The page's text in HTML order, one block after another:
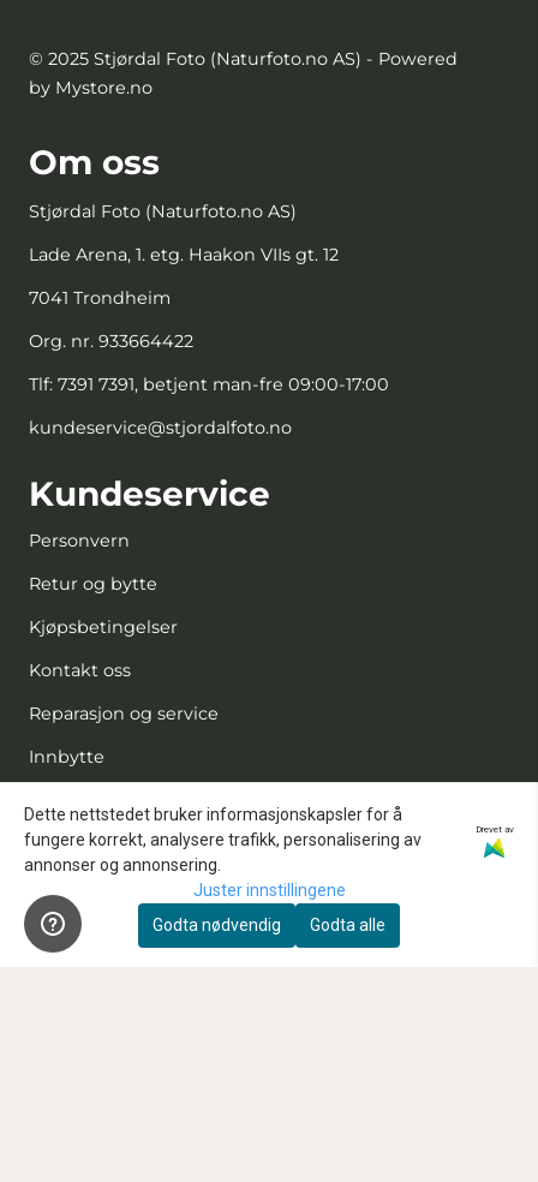
© 2025 Stjørdal Foto (Naturfoto.no AS) - Powered
by Mystore.no
Om oss
Stjørdal Foto (Naturfoto.no AS)
Lade Arena, 1. etg. Haakon VIIs gt. 12
7041 Trondheim
Org. nr. 933664422
Tlf: 7391 7391, betjent man-fre 09:00-17:00
kundeservice@stjordalfoto.no
Kundeservice
Personvern
Retur og bytte
Kjøpsbetingelser
Kontakt oss
Reparasjon og service
Innbytte
Kundeklubb
Våre anbefalte samarbeidspartnere
FAQ
Dette nettstedet bruker informasjonskapsler for å
fungere korrekt, analysere trafikk, personalisering av
annonser og annonsering.
Drevet av
Juster innstillingene
Godta nødvendig
Godta alle